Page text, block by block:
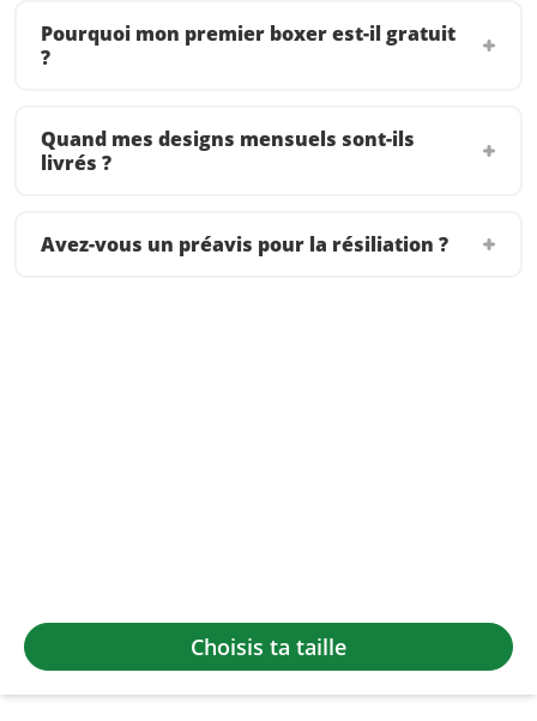
Pourquoi mon premier boxer est-il gratuit
?
Quand mes designs mensuels sont-ils
livrés ?
Avez-vous un préavis pour la résiliation ?
Choisis ta taille